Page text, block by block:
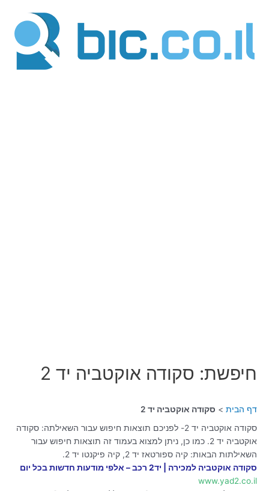
חיפשת: סקודה אוקטביה יד 2
דף הבית
סקודה אוקטביה יד 2
סקודה אוקטביה יד 2- לפניכם תוצאות חיפוש עבור השאילתה: סקודה
אוקטביה יד 2. כמו כן, ניתן למצוא בעמוד זה תוצאות חיפוש עבור
השאילתות הבאות: קיה ספורטאז יד 2, קיה פיקנטו יד 2.
סקודה אוקטביה למכירה | יד2 רכב – אלפי מודעות חדשות בכל יום
www.yad2.co.il